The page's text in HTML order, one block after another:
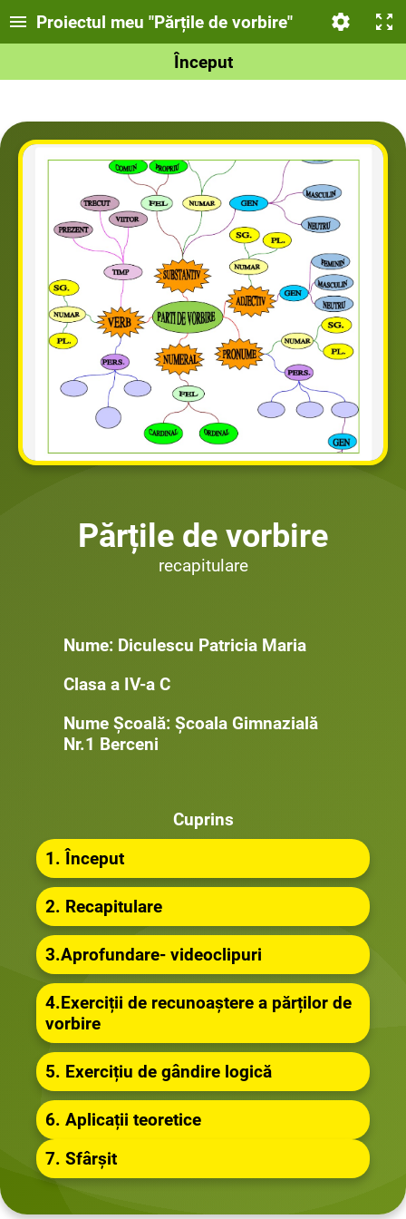
Proiectul meu "Părțile de vorbire"
Început
Părțile de vorbire
recapitulare
Nume: Diculescu Patricia Maria
Clasa a IV-a C
Nume Școală: Școala Gimnazială
Nr.1 Berceni
Cuprins
1. Început
2. Recapitulare
3.Aprofundare- videoclipuri
4.Exerciții de recunoaștere a părților de
vorbire
5. Exercițiu de gândire logică
6. Aplicații teoretice
7. Sfârșit